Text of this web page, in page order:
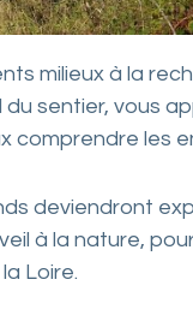
milieux à la
sentier, vous
comprendre les
deviendront
à la nature,
Loire.